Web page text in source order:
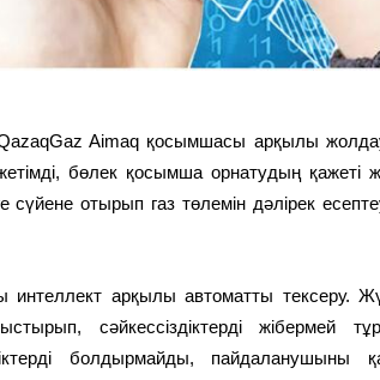
QazaqGaz Aimaq қосымшасы арқылы
бөлек қосымша орнатудың қажеті
отырып газ төлемін дәлірек
интеллект арқылы автоматты тексеру.
сәйкессіздіктерді жібермей
болдырмайды, пайдаланушыны